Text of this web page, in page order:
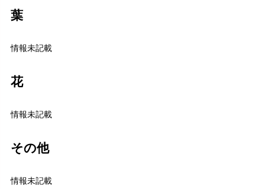
葉
情報未記載
花
情報未記載
その他
情報未記載